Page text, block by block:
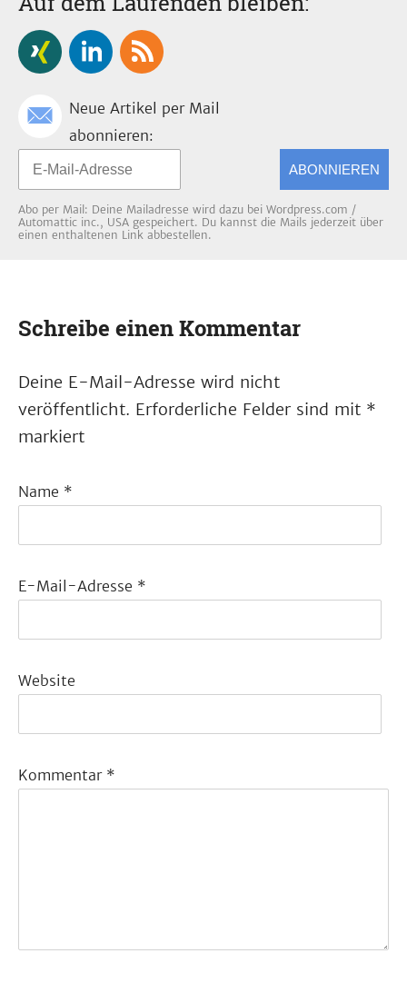
Neue Artikel per Mail
abonnieren:
ABONNIEREN
Abo per Mail: Deine Mailadresse wird dazu bei Wordpress.com /
Automattic inc., USA gespeichert. Du kannst die Mails jederzeit über
einen enthaltenen Link abbestellen.
Schreibe einen Kommentar
Deine E-Mail-Adresse wird nicht
veröffentlicht. Erforderliche Felder sind mit *
markiert
Name *
E-Mail-Adresse *
Website
Kommentar *